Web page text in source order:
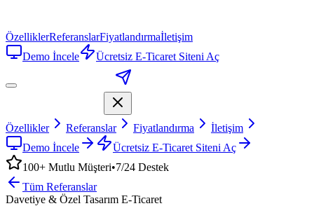
ÖzelliklerReferanslarFiyatlandırmaİletişim
Demo İncele
Ücretsiz E-Ticaret Siteni Aç
Özellikler Referanslar Fiyatlandırma
İletişim
Demo İncele
Ücretsiz E-Ticaret Siteni Aç
100+ Mutlu Müşteri•7/24 Destek
Tüm Referanslar
Davetiye & Özel Tasarım E-Ticaret